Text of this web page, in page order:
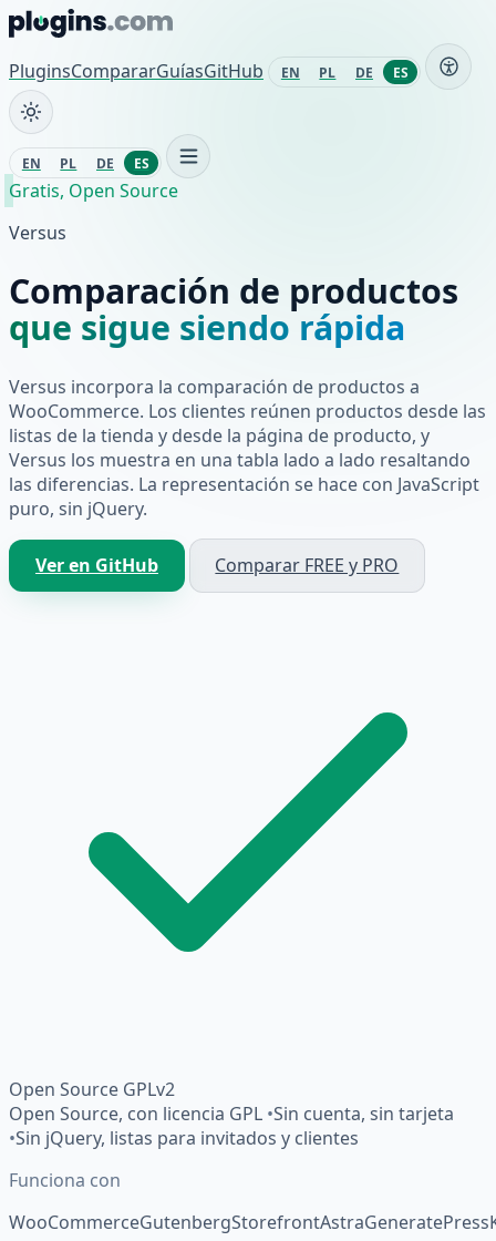
Saltar al contenido
PluginsCompararGuíasGitHub EN PL DE ES
EN PL DE ES
Gratis, Open Source
Versus
Comparación de productos
que sigue siendo rápida
Versus incorpora la comparación de productos a
WooCommerce. Los clientes reúnen productos desde las
listas de la tienda y desde la página de producto, y
Versus los muestra en una tabla lado a lado resaltando
las diferencias. La representación se hace con JavaScript
puro, sin jQuery.
Ver en GitHub Comparar FREE y PRO
Open Source GPLv2
Open Source, con licencia GPL •Sin cuenta, sin tarjeta
•Sin jQuery, listas para invitados y clientes
Funciona con
WooCommerceGutenbergStorefrontAstraGeneratePress